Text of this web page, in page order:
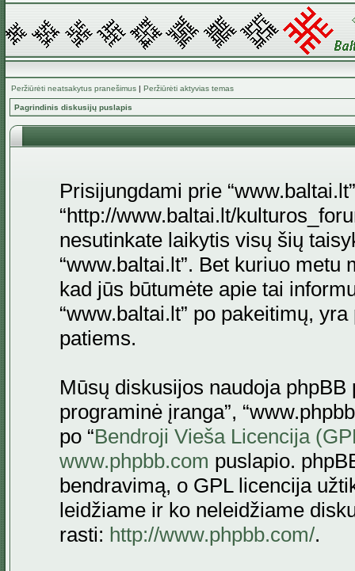
Peržiūrėti neatsakytus pranešimus | Peržiūrėti aktyvias temas
Pagrindinis diskusijų puslapis
Prisijungdami prie
“http://www.baltai.lt/
nesutinkate laikytis visų šių
“www.baltai.lt”. Bet kuriuo
kad jūs būtumėte apie tai
“www.baltai.lt” po pakeitimų,
patiems.
Mūsų diskusijos naudoja phpBB
programinė įranga”,
po “Bendroji Vieša Licencija
www.phpbb.com puslapio.
bendravimą, o GPL licencija
leidžiame ir ko neleidžiame
rasti: http://www.phpbb.com/.